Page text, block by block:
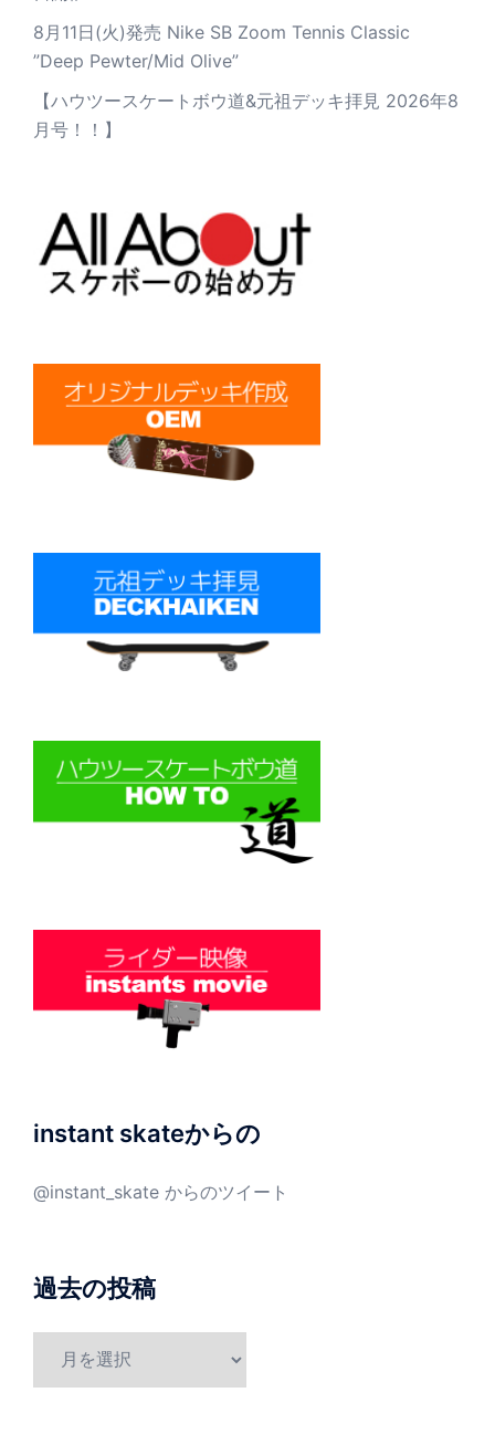
8月11日(火)発売 Nike SB Zoom Tennis Classic
”Deep Pewter/Mid Olive”
【ハウツースケートボウ道&元祖デッキ拝見 2026年8
月号！！】
instant skateからの
@instant_skate からのツイート
過去の投稿